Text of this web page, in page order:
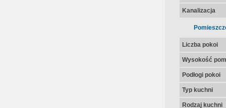
Kanalizacja
Liczba pokoi
Wysokość
Podłogi pokoi
Typ kuchni
Rodzaj kuchni